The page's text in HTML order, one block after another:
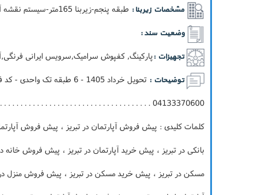
مشخصات زیربنا : طبقه پنجم-زيربنا 165متر-سيستم نقشه آپارتمانی - 3خوابه شمالی جنوبی دو کله-نما سنگ
وضعیت سند :
تجهیزات :پارکینگ, کفپوش سرامیک,سرویس ایرانی
توضیحات :
. . . . . . . . . . . . . . . . . . . . . . . . . . . . . . . . . . . . . . . . .
کلمات کلیدی : پیش فروش آپارتمان در تبریز ، پیش فروش
بانکی در تبریز ، پیش خرید آپارتمان در تبریز ، پیش فروش
مسکن در تبریز ، پیش خرید مسکن در تبریز ، پیش فروش منزل